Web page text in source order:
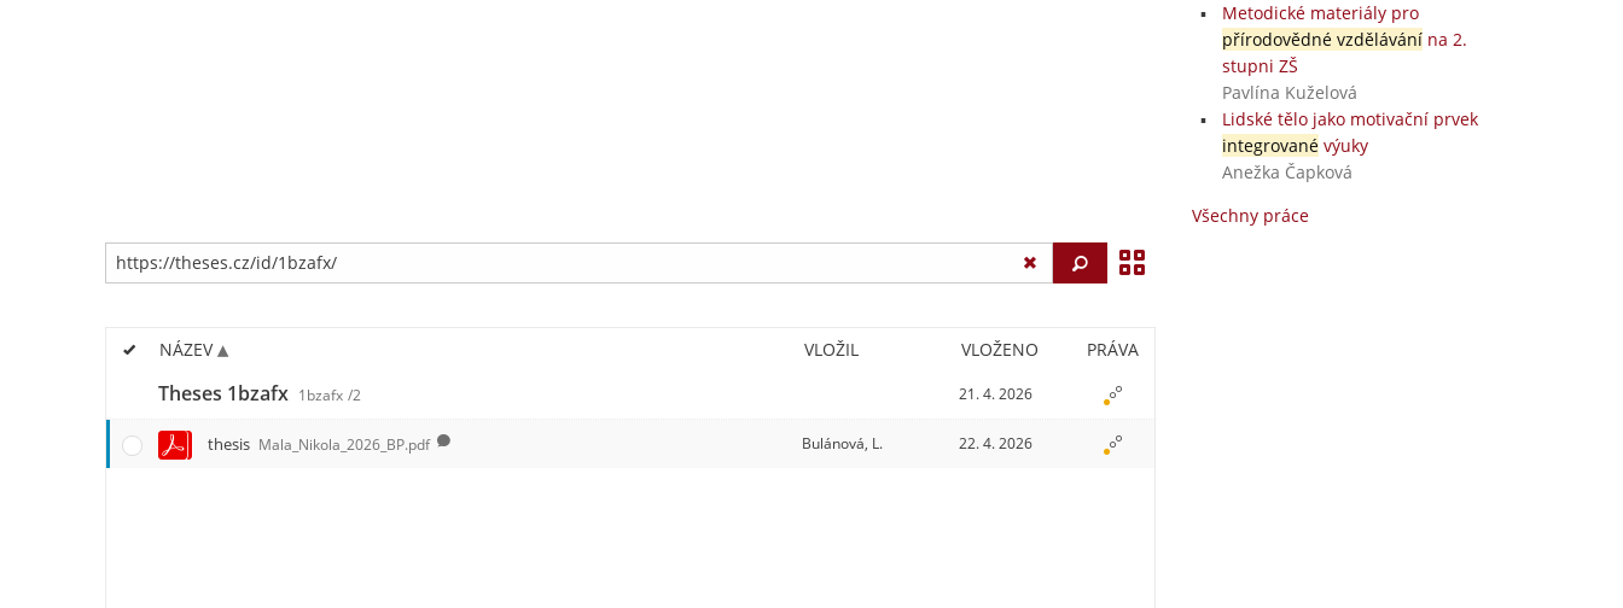
Metodické materiály pro
přírodovědné vzdělávánína 2.
stupni ZŠ
Pavlína Kuželová
Lidské tělo jako motivační prvek
integrovanévýuky
Anežka Čapková
Všechny práce
Vyhledat
NÁZEV VLOŽIL VLOŽENO PRÁVA
Theses 1bzafx 1bzafx /2 21. 4. 2026
thesis Mala_Nikola_2026_BP.pdf Bulánová, L. 22. 4. 2026